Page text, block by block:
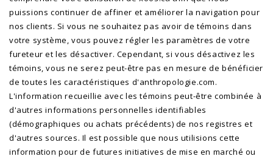
puissions continuer de affiner et améliorer la navigation pour
nos clients. Si vous ne souhaitez pas avoir de témoins dans
votre système, vous pouvez régler les paramètres de votre
fureteur et les désactiver. Cependant, si vous désactivez les
témoins, vous ne serez peut-être pas en mesure de bénéficier
de toutes les caractéristiques d'anthropologie.com.
L'information recueillie avec les témoins peut-être combinée à
d'autres informations personnelles identifiables
(démographiques ou achats précédents) de nos registres et
d'autres sources. Il est possible que nous utilisions cette
information pour de futures initiatives de mise en marché ou